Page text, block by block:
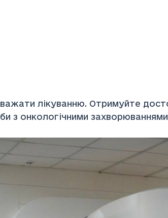
лікуванню. Отримуйте
з онкологічними